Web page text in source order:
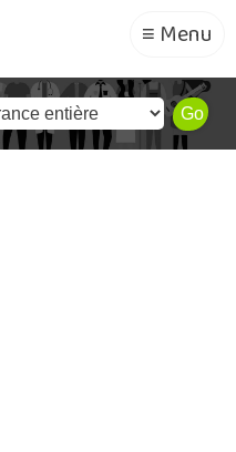
≡ Menu